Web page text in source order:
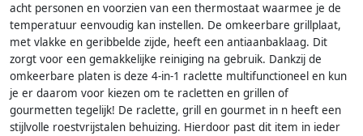
acht personen en voorzien van een thermostaat waarmee je de
temperatuur eenvoudig kan instellen. De omkeerbare grillplaat,
met vlakke en geribbelde zijde, heeft een antiaanbaklaag. Dit
zorgt voor een gemakkelijke reiniging na gebruik. Dankzij de
omkeerbare platen is deze 4-in-1 raclette multifunctioneel en kun
je er daarom voor kiezen om te racletten en grillen of
gourmetten tegelijk! De raclette, grill en gourmet in n heeft een
stijlvolle roestvrijstalen behuizing. Hierdoor past dit item in ieder